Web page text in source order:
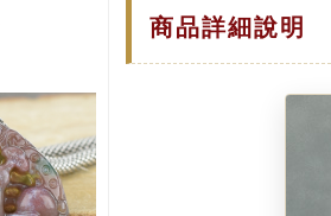
商品詳細說明